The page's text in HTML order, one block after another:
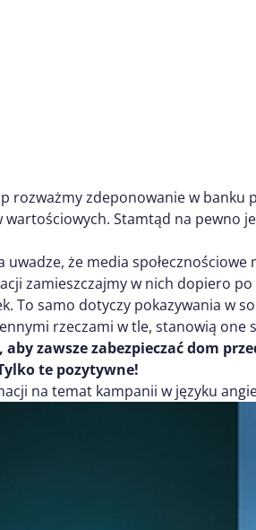
rozważmy zdeponowanie w banku
Stamtąd na pewno
uwadze, że media
zamieszczajmy w nich dopiero
To samo dotyczy pokazywania w
rzeczami w tle, stanowią one
zawsze zabezpieczać dom
te pozytywne!
na temat kampanii w języku